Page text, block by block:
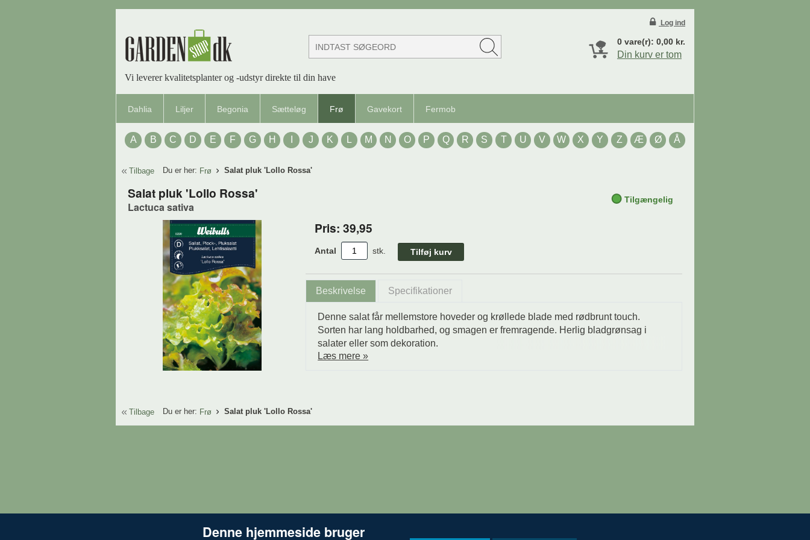
Log ind
0vare(r): 0,00kr.
Din kurv er tom
Vi leverer kvalitetsplanter og -udstyr direkte til din have
Dahlia Liljer Begonia Sætteløg Frø Gavekort Fermob
A B C D E F G H J K L M N O P Q R S T U V W X Y Z Æ Ø Å
Tilbage Du er her: Frø Salat pluk 'Lollo Rossa'
Salat pluk 'Lollo Rossa'
Lactuca sativa
Tilgængelig
Pris: 39,95
Antal stk.
Beskrivelse Specifikationer
Denne salat får mellemstore hoveder og krøllede blade med rødbrunt touch.
Sorten har lang holdbarhed, og smagen er fremragende. Herlig bladgrønsag i
salater eller som dekoration.
Læs mere »
Tilbage Du er her: Frø Salat pluk 'Lollo Rossa'
Denne hjemmeside bruger